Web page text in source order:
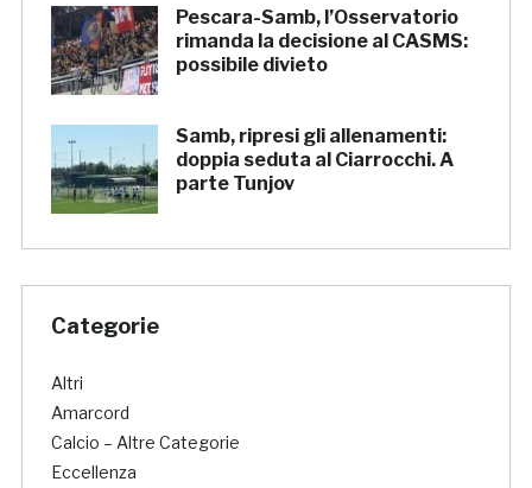
Pescara-Samb, l’Osservatorio
rimanda la decisione al CASMS:
possibile divieto
Samb, ripresi gli allenamenti:
doppia seduta al Ciarrocchi. A
parte Tunjov
Categorie
Altri
Amarcord
Calcio – Altre Categorie
Eccellenza